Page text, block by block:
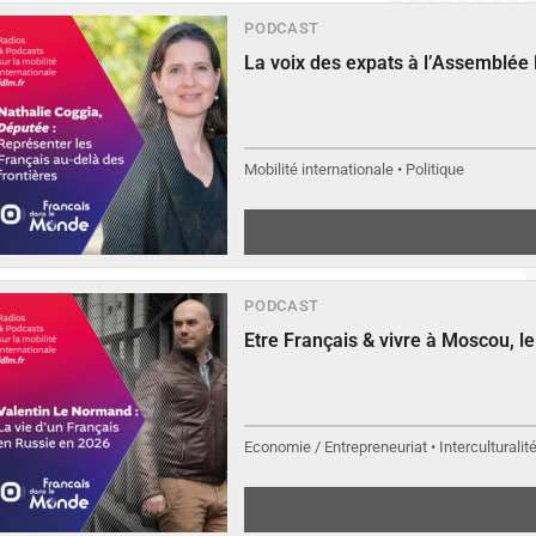
PODCAST
La voix des expats à
Mobilité internationale • Politique
PODCAST
Etre Français & vivre à Moscou,
Economie / Entrepreneuriat •